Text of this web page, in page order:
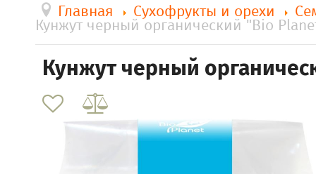
Главная Сухофрукты и орехи
Кунжут черный органический "Bio
Кунжут черный